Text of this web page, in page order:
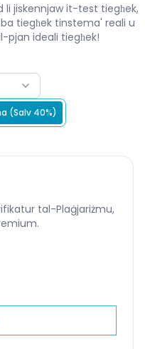
li jiskennjaw it-test tiegħek,
tiegħek tinstema' reali u
pjan ideali tiegħek!
(Salv 40%)
tal-Plaġjariżmu,